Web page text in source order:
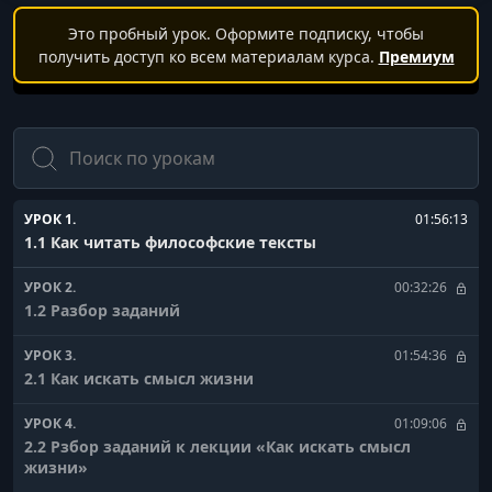
Это пробный урок. Оформите подписку, чтобы
получить доступ ко всем материалам курса. Премиум
Поиск
УРОК 1. 01:56:13
1.1 Как читать философские тексты
УРОК 2. 00:32:26
1.2 Разбор заданий
УРОК 3. 01:54:36
2.1 Как искать смысл жизни
УРОК 4. 01:09:06
2.2 Рзбор заданий к лекции «Как искать смысл
жизни»